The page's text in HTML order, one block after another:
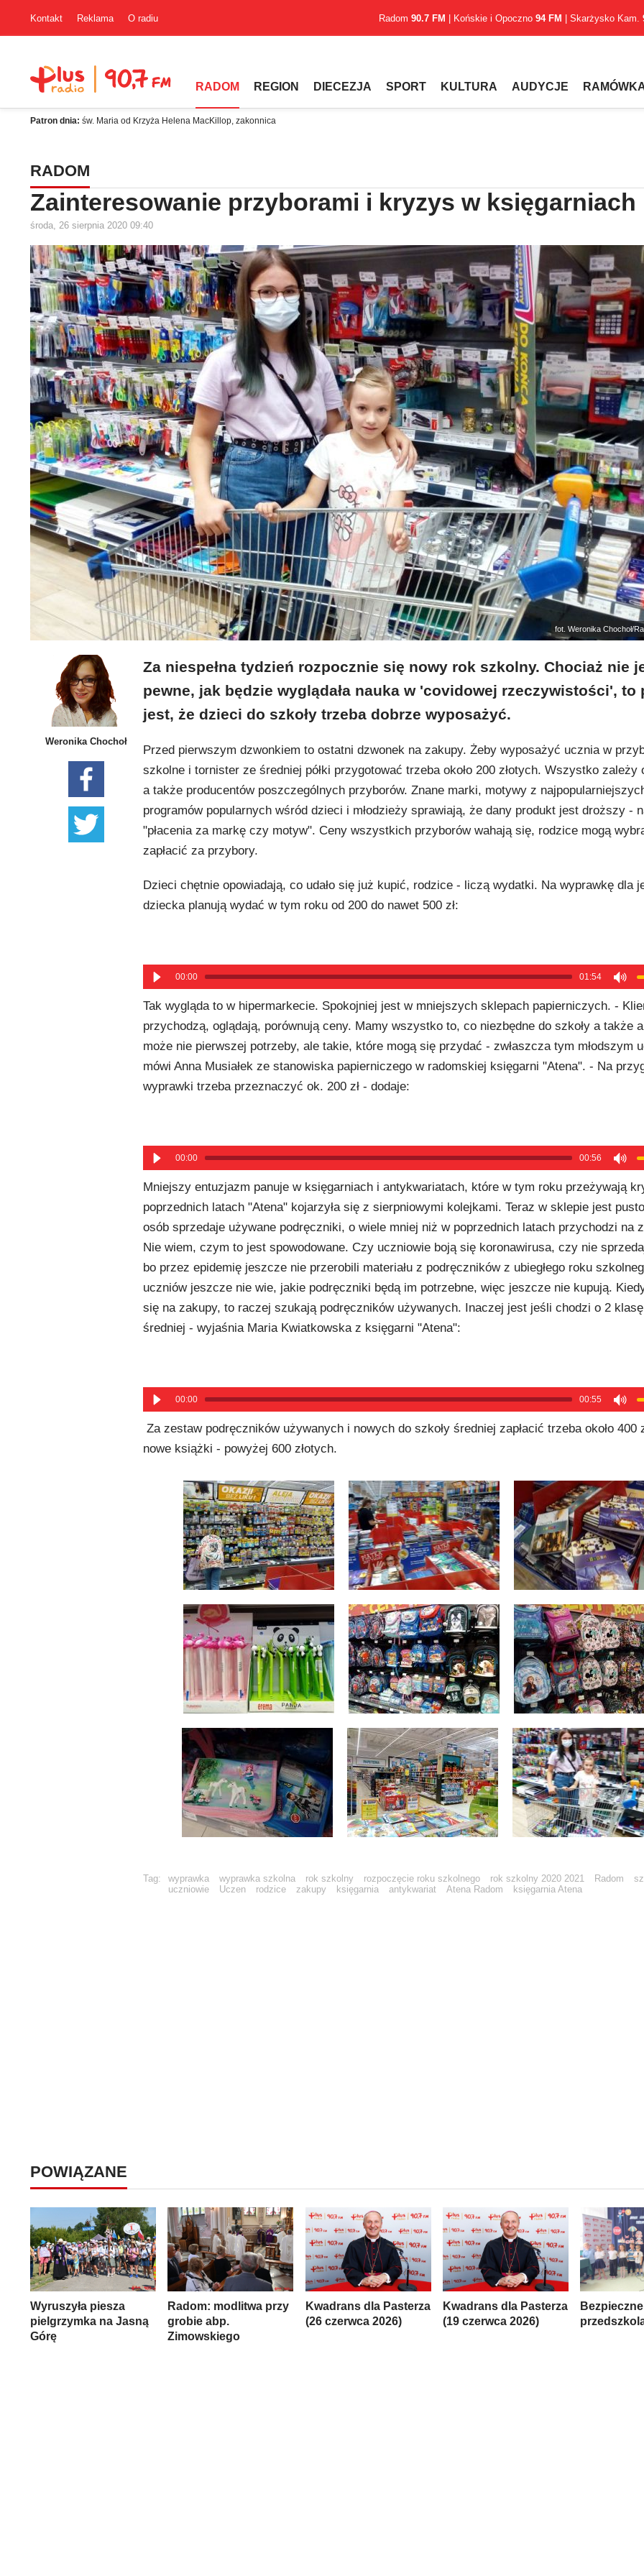
Kontakt Reklama O radiu Radom 90.7 FM | Końskie i Opoczno 94 FM | Skarżysko Kam.
RADOM REGION DIECEZJA SPORT KULTURA AUDYCJE
Patron dnia: św. Maria od Krzyża Helena MacKillop, zakonnica
RADOM
Zainteresowanie przyborami i kryzys w księgarniach
środa, 26 sierpnia 2020 09:40
fot. Weronika Chochoł/
Weronika Chochoł
Za niespełna tydzień rozpocznie się nowy rok szkolny. Chociaż nie
pewne, jak będzie wyglądała nauka w 'covidowej rzeczywistości', to
jest, że dzieci do szkoły trzeba dobrze wyposażyć.
Przed pierwszym dzwonkiem to ostatni dzwonek na zakupy. Żeby wyposażyć ucznia w
szkolne i tornister ze średniej półki przygotować trzeba około 200 złotych. Wszystko zależy
a także producentów poszczególnych przyborów. Znane marki, motywy z
programów popularnych wśród dzieci i młodzieży sprawiają, że dany produkt jest droższy -
"płacenia za markę czy motyw". Ceny wszystkich przyborów wahają się, rodzice mogą
zapłacić za przybory.
Dzieci chętnie opowiadają, co udało się już kupić, rodzice - liczą wydatki. Na wyprawkę dla
dziecka planują wydać w tym roku od 200 do nawet 500 zł:
00:00 01:54
Tak wygląda to w hipermarkecie. Spokojniej jest w mniejszych sklepach papierniczych. -
przychodzą, oglądają, porównują ceny. Mamy wszystko to, co niezbędne do szkoły a także
może nie pierwszej potrzeby, ale takie, które mogą się przydać - zwłaszcza tym młodszym
mówi Anna Musiałek ze stanowiska papierniczego w radomskiej księgarni "Atena". - Na
wyprawki trzeba przeznaczyć ok. 200 zł - dodaje:
00:00 00:56
Mniejszy entuzjazm panuje w księgarniach i antykwariatach, które w tym roku przeżywają
poprzednich latach "Atena" kojarzyła się z sierpniowymi kolejkami. Teraz w sklepie jest
osób sprzedaje używane podręczniki, o wiele mniej niż w poprzednich latach przychodzi na
Nie wiem, czym to jest spowodowane. Czy uczniowie boją się koronawirusa, czy nie
bo przez epidemię jeszcze nie przerobili materiału z podręczników z ubiegłego roku
uczniów jeszcze nie wie, jakie podręczniki będą im potrzebne, więc jeszcze nie kupują.
się na zakupy, to raczej szukają podręczników używanych. Inaczej jest jeśli chodzi o 2 klasę
średniej - wyjaśnia Maria Kwiatkowska z księgarni "Atena":
00:00 00:55
Za zestaw podręczników używanych i nowych do szkoły średniej zapłacić trzeba około 400
nowe książki - powyżej 600 złotych.
Tag: wyprawka wyprawka szkolna rok szkolny rozpoczęcie roku szkolnego rok szkolny 2020 2021 Radom
uczniowie
Uczen rodzice zakupy księgarnia antykwariat Atena Radom księgarnia Atena
POWIĄZANE
Wyruszyła piesza
pielgrzymka na Jasną
Górę
Radom: modlitwa przy
grobie abp.
Zimowskiego
Kwadrans dla Pasterza
(26 czerwca 2026)
Kwadrans dla Pasterza
(19 czerwca 2026)